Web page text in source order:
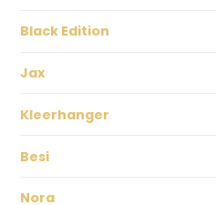
Black Edition
Jax
Kleerhanger
Besi
Nora